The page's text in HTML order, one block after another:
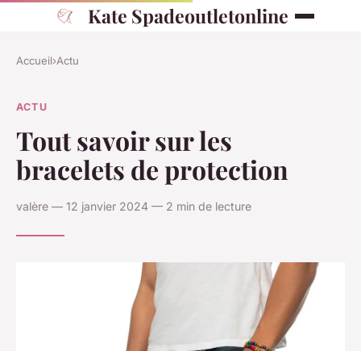
Kate Spadeoutletonline
Accueil›Actu
ACTU
Tout savoir sur les
bracelets de protection
valère — 12 janvier 2024 — 2 min de lecture